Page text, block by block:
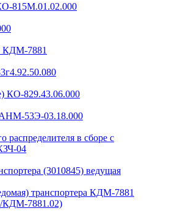
815М.01.02.000
КДМ-7881
КО-829.43.06.000
53Э-03.18.000
распределителя в сборе с
04
(3010845) ведущая
транспортера КДМ-7881
КДМ-7881.02)